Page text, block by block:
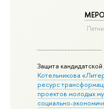
Защита
Котельникова
ресурс
проектов молодых
социально-